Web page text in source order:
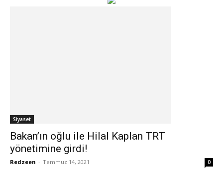
Siyaset
Bakan’ın oğlu ile Hilal Kaplan TRT
yönetimine girdi!
Redzeen - Temmuz 14, 2021 0